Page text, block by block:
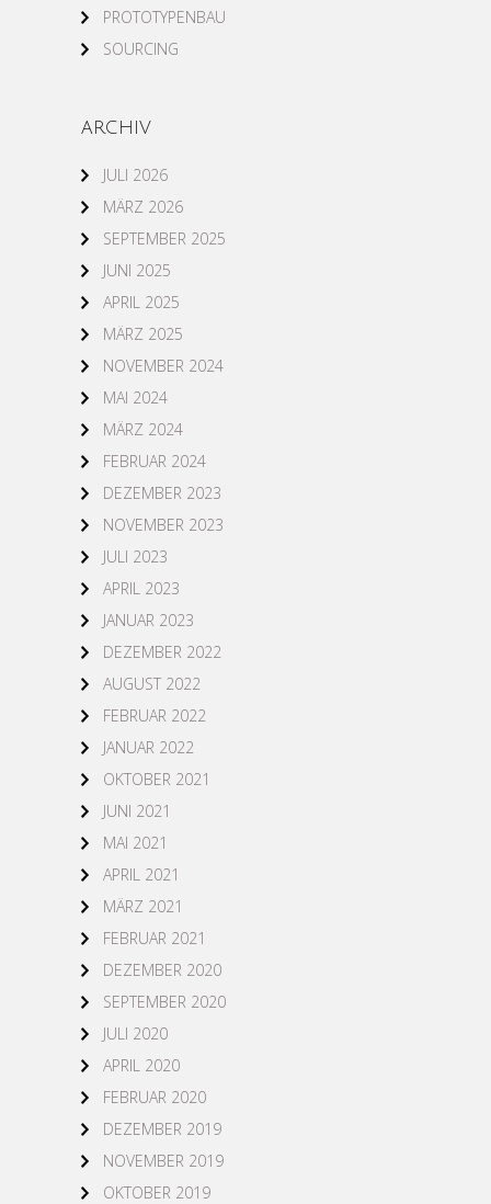
PROTOTYPENBAU
SOURCING
ARCHIV
JULI 2026
MÄRZ 2026
SEPTEMBER 2025
JUNI 2025
APRIL 2025
MÄRZ 2025
NOVEMBER 2024
MAI 2024
MÄRZ 2024
FEBRUAR 2024
DEZEMBER 2023
NOVEMBER 2023
JULI 2023
APRIL 2023
JANUAR 2023
DEZEMBER 2022
AUGUST 2022
FEBRUAR 2022
JANUAR 2022
OKTOBER 2021
JUNI 2021
MAI 2021
APRIL 2021
MÄRZ 2021
FEBRUAR 2021
DEZEMBER 2020
SEPTEMBER 2020
JULI 2020
APRIL 2020
FEBRUAR 2020
DEZEMBER 2019
NOVEMBER 2019
OKTOBER 2019